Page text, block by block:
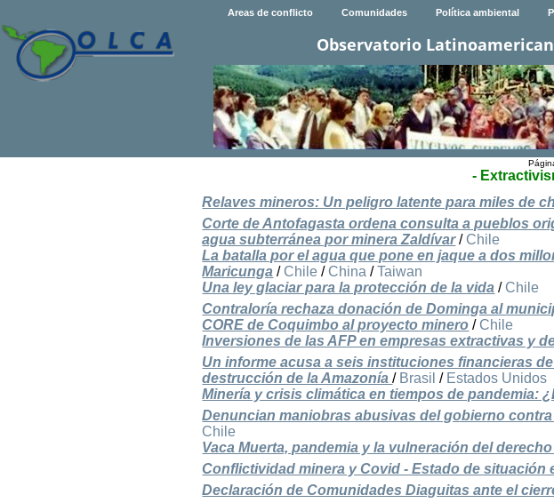
Areas de conflicto Comunidades Política ambiental
Observatorio
-
Relaves mineros: Un peligro latente para miles de
Corte de Antofagasta ordena consulta a pueblos
agua subterránea por minera Zaldívar/ Chile
La batalla por el agua que pone en jaque a dos
Maricunga / Chile / China /Taiwan
Una ley glaciar para la protección de la vida / Chile
Contraloría rechaza donación de Dominga al
CORE de Coquimbo al proyecto minero / Chile
Inversiones de las AFP en empresas extractivas y
Un informe acusa a seis instituciones financieras
destrucción de la Amazonía/ Brasil / Estados Unidos
Minería y crisis climática en tiempos de pandemia:
Denuncian maniobras abusivas del gobierno
Chile
Vaca Muerta, pandemia y la vulneración del
Conflictividad minera y Covid - Estado de situación
Declaración de Comunidades Diaguitas ante el